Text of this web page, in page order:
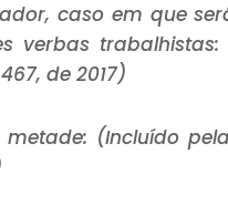
caso em que
verbas
de 2017)
(Incluído pela